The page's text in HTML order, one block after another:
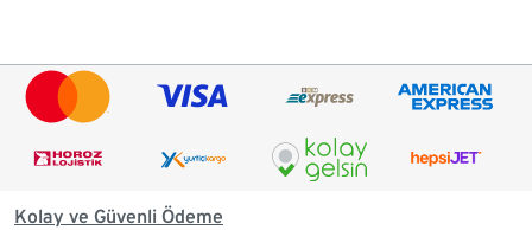
Kolay ve Güvenli Ödeme